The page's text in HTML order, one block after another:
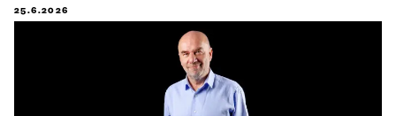
25.6.2026